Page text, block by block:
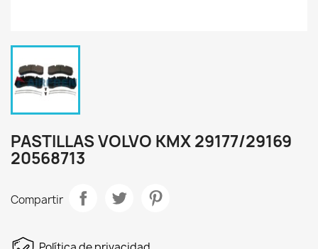
PASTILLAS VOLVO KMX 29177/29169
20568713
Compartir